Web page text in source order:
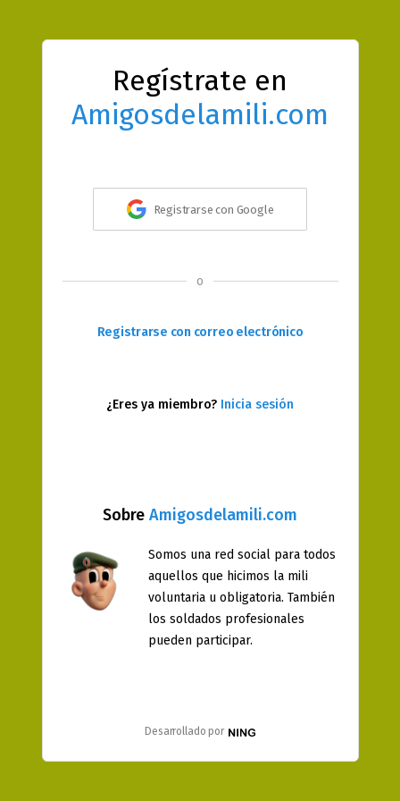
Regístrate en
Amigosdelamili.com
Sobre Amigosdelamili.com
Somos una red social para todos
aquellos que hicimos la mili
voluntaria u obligatoria. También
los soldados profesionales
pueden participar.
Desarrollado por
Registrarse con Google
o
Registrarse con correo electrónico
¿Eres ya miembro? Inicia sesión